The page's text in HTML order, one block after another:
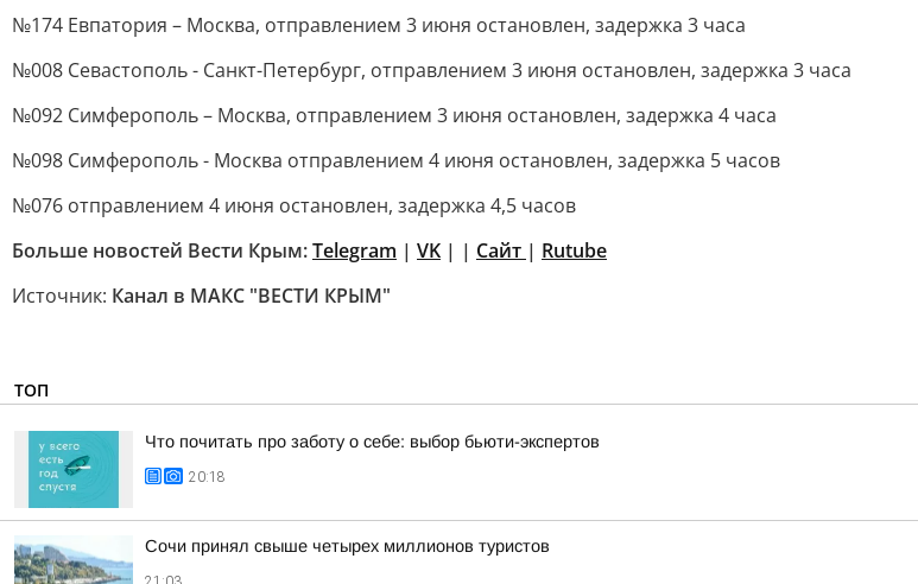
№174 Евпатория – Москва, отправлением 3 июня остановлен, задержка 3 часа
№008 Севастополь - Санкт-Петербург, отправлением 3 июня остановлен, задержка 3 часа
№092 Симферополь – Москва, отправлением 3 июня остановлен, задержка 4 часа
№098 Симферополь - Москва отправлением 4 июня остановлен, задержка 5 часов
№076 отправлением 4 июня остановлен, задержка 4,5 часов
Больше новостей Вести Крым:Telegram | VK | | Сайт | Rutube
Источник: Канал в МАКС "ВЕСТИ КРЫМ"
ТОП
Что почитать про заботу о себе: выбор бьюти-экспертов
20:18
Сочи принял свыше четырех миллионов туристов